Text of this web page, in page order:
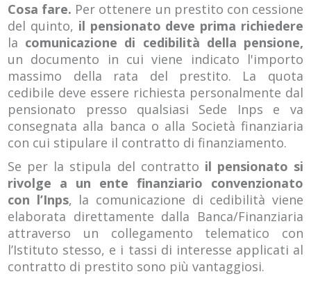
Cosa fare. Per ottenere un prestito con cessione
del quinto, il pensionato deve prima richiedere
la comunicazione di cedibilità della pensione,
un documento in cui viene indicato l'importo
massimo della rata del prestito. La quota
cedibile deve essere richiesta personalmente dal
pensionato presso qualsiasi Sede Inps e va
consegnata alla banca o alla Società finanziaria
con cui stipulare il contratto di finanziamento.
Se per la stipula del contratto il pensionato si
rivolge a un ente finanziario convenzionato
con l’Inps, la comunicazione di cedibilità viene
elaborata direttamente dalla Banca/Finanziaria
attraverso un collegamento telematico con
l’Istituto stesso, e i tassi di interesse applicati al
contratto di prestito sono più vantaggiosi.